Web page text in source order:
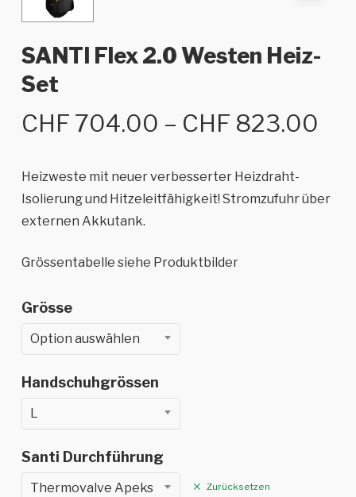
SANTI Flex 2.0 Westen Heiz-
Set
CHF 704.00 – CHF 823.00
Heizweste mit neuer verbesserter Heizdraht-
Isolierung und Hitzeleitfähigkeit! Stromzufuhr über
externen Akkutank.
Grössentabelle siehe Produktbilder
Grösse
Option auswählen
Handschuhgrössen
L
Santi Durchführung
Thermovalve Apeks Zurücksetzen